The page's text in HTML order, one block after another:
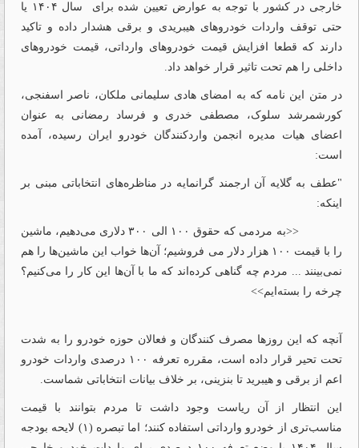
خارجی در کشور با توجه به عوارض تعیین شده برای سال ۱۴۰۴ یا
حتی توقف واردات خودروهای هیبریدی و برقی هشدار داده و تاکید
دارند که قطعا افزایش قیمت خودروهای وارداتی، قیمت خودروهای
داخلی را هم تحت تاثیر قرار خواهد داد.
در متن این نامه که به امضای هادی سلیمانی ملکان، ناصر اسفنجی،
کورشمرشد سلوک، مصطفی خدری و فرساد رمضانی به عنوان
اعضای هیات مدیره انجمن واردکنندگان خودرو ایران رسیده، آمده
است:
"عطف به گلایه آن ارجمند گرانمایه در مناظره‌های انتخاباتی مبنی بر
اینکه:
<<به مردمی که حقوق ۱۰۰ الی ۳۰۰ دلاری می‌دهیم، ماشین
را با قیمت ۱۰۰ هزار دلار می فروشیم؛ آن‌ها خواب این ماشین‌ها را هم
نمی‌بینند ... مردم چه گناهی کرده‌اند که ما با آن‌ها این کار را می‌کنیم؟
چرخه را بسته‌ایم>>
آنچه که این روزها مصرف کنندگان و فعالان حوزه خودرو را به شدت
تحت تحیر قرار داده است، مقرره تعرفه ۱۰۰ درصدی واردات خودرو
اعم از برقی و هیبرید تا بنزینی، بر خلاف بیانات انتخاباتی شماست.
این انتظار از آن ریاست وجود داشت تا مردم بتوانند با قیمت
مناسب‌تری از خودرو وارداتی استفاده کنند؛ اما تبصره (۱) لایحه بودجه